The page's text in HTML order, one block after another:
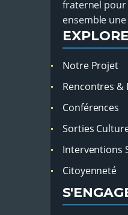
fraternel
ensemble
Notre Projet
Rencontres &
Conférences
Sorties
Interventions
Citoyenneté